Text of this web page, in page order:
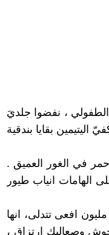
، نفضوا جلديَ
بقايا بندقية
في الغور العميق .
الهامات انياب طيور
افعى تتدلى، انها
وصعاليك ارتزاق ،